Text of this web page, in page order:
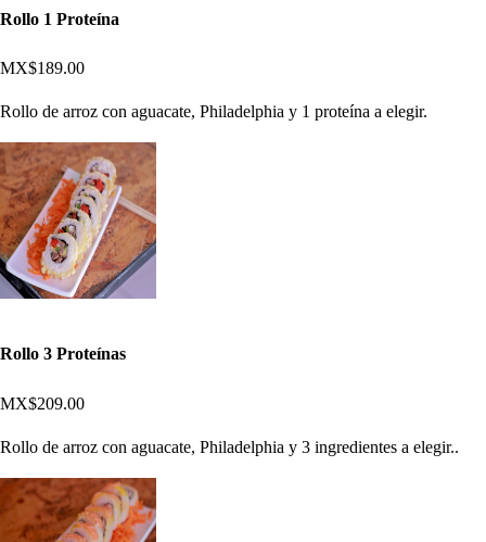
Rollo 1 Proteína
MX$189.00
Rollo de arroz con aguacate, Philadelphia y 1 proteína a elegir.
Rollo 3 Proteínas
MX$209.00
Rollo de arroz con aguacate, Philadelphia y 3 ingredientes a elegir..